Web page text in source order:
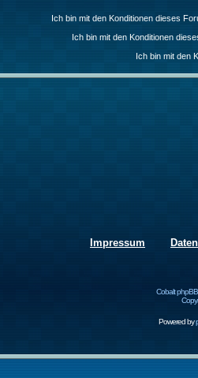
Ich bin mit den Konditionen dieses
Ich bin mit den Konditionen
Ich bin mit den
Impressum
Cobalt
Powered by